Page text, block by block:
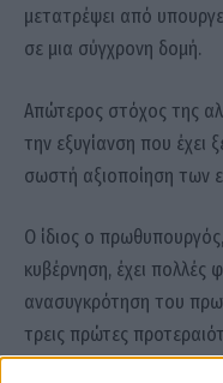
μετατρέψει από
σε μια σύγχρονη δομή.
Απώτερος στόχος της
την εξυγίανση που έχει
σωστή αξιοποίηση των
Ο ίδιος ο
κυβέρνηση, έχει πολλές
ανασυγκρότηση του
τρεις πρώτες